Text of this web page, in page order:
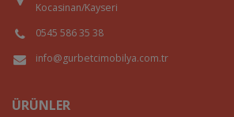
Kocasinan/Kayseri
0545 586 35 38
info@gurbetcimobilya.com.tr
ÜRÜNLER